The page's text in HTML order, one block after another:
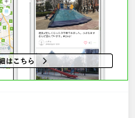
島根